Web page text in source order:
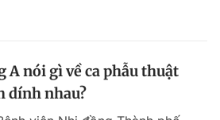
A nói gì về ca phẫu thuật
dính nhau?